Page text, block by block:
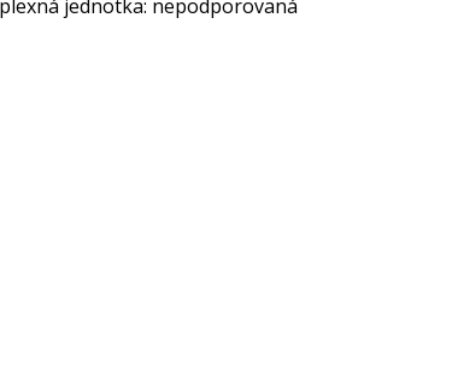
jednotka: nepodporovaná